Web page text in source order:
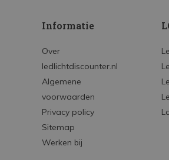
Informatie
Over
ledlichtdiscounter.nl
Algemene
voorwaarden
Privacy policy
Sitemap
Werken bij